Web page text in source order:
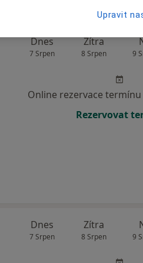
Dnes
7 Srpen
Zítra
8 Srpen 9
Online rezervace
Rezervovat
Dnes
7 Srpen
Zítra
8 Srpen 9
Upravit